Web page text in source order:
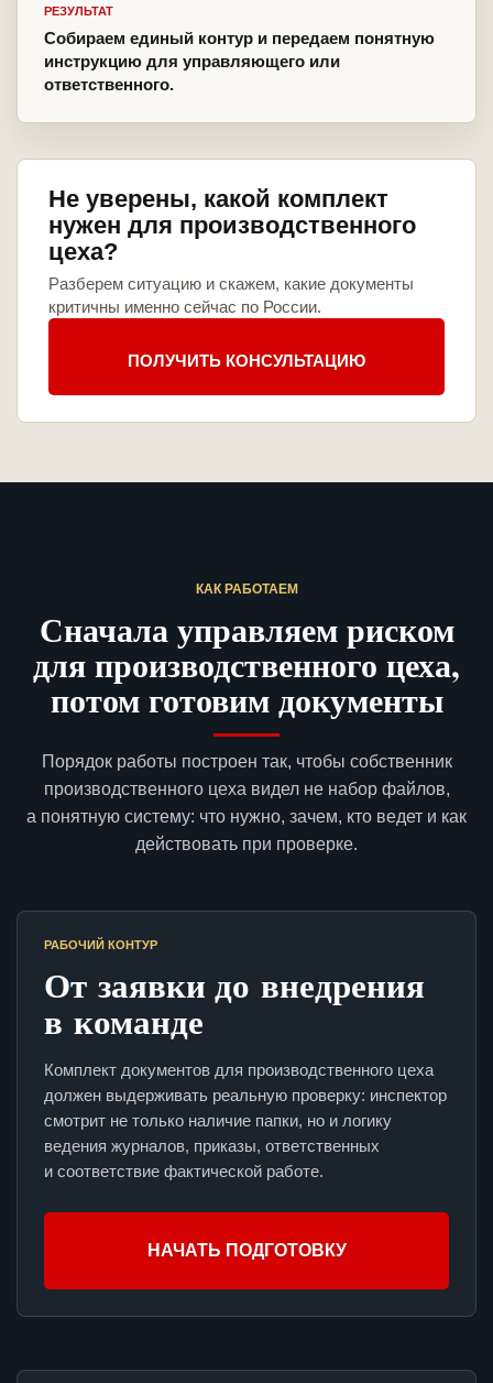
РЕЗУЛЬТАТ
Собираем единый контур и передаем понятную
инструкцию для управляющего или
ответственного.
Не уверены, какой комплект
нужен для производственного
цеха?
Разберем ситуацию и скажем, какие документы
критичны именно сейчас по России.
ПОЛУЧИТЬ КОНСУЛЬТАЦИЮ
КАК РАБОТАЕМ
Сначала управляем риском
для производственного цеха,
потом готовим документы
Порядок работы построен так, чтобы собственник
производственного цеха видел не набор файлов,
а понятную систему: что нужно, зачем, кто ведет и как
действовать при проверке.
РАБОЧИЙ КОНТУР
От заявки до внедрения
в команде
Комплект документов для производственного цеха
должен выдерживать реальную проверку: инспектор
смотрит не только наличие папки, но и логику
ведения журналов, приказы, ответственных
и соответствие фактической работе.
НАЧАТЬ ПОДГОТОВКУ